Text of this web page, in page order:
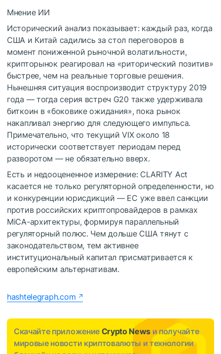
Мнение ИИ
Исторический анализ показывает: каждый раз, когда
США и Китай садились за стол переговоров в
момент пониженной рыночной волатильности,
крипторынок реагировал на «риторический позитив»
быстрее, чем на реальные торговые решения.
Нынешняя ситуация воспроизводит структуру 2019
года — тогда серия встреч G20 также удерживала
биткоин в «боковике ожидания», пока рынок
накапливал энергию для следующего импульса.
Примечательно, что текущий VIX около 18
исторически соответствует периодам перед
разворотом — не обязательно вверх.
Есть и недооцененное измерение: CLARITY Act
касается не только регуляторной определенности, но
и конкуренции юрисдикций — ЕС уже ввел санкции
против российских криптопровайдеров в рамках
MiCA-архитектуры, формируя параллельный
регуляторный полюс. Чем дольше США тянут с
законодательством, тем активнее
институциональный капитал присматривается к
европейским альтернативам.
hashtelegraph.com
Скачайте приложение Crypto News и получайте
мировые новости криптовалюты и технологии